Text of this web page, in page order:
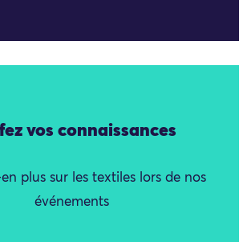
vos connaissances
plus sur les textiles lors de nos
événements